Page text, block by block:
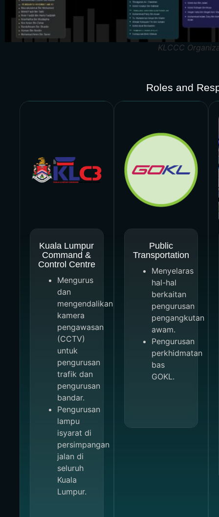
KLCCC
Roles and
Kuala Lumpur
Command &
Control Centre
Mengurus
dan
mengendalikan
kamera
pengawasan
(CCTV)
untuk
pengurusan
trafik dan
pengurusan
bandar.
Pengurusan
lampu
isyarat di
persimpangan
jalan di
seluruh
Kuala
Lumpur.
Public
Transportation
Menyelaras
hal-hal
berkaitan
pengurusan
pengangkutan
awam.
Pengurusan
perkhidmatan
bas
GOKL.
public